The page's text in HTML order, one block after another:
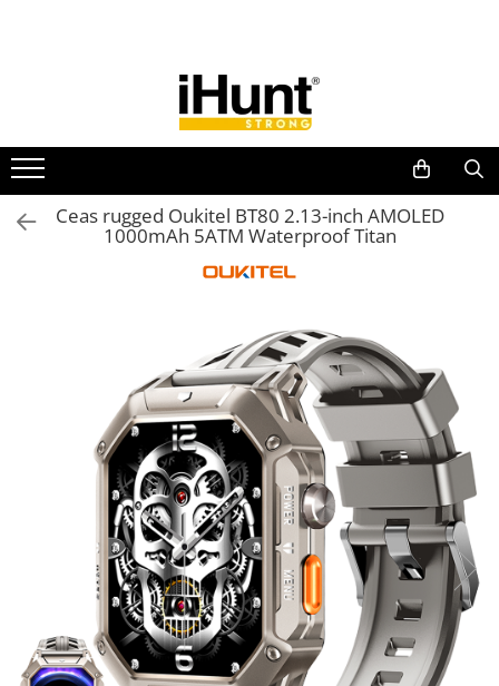
TELEFOANE & TABLETE IHUNT
Telefoane iHunt
Smartphone
Telefoane Rezistente
Telefoane Butoane
Accesorii smartwatch
ELECTROCASNICE
Aparate de Gătit
Oală sub Presiune
Slow Cooker
Grătar Grill
Storcător
Deshidratoare
Ceas rugged Oukitel BT80 2.13-inch AMOLED
1000mAh 5ATM Waterproof Titan